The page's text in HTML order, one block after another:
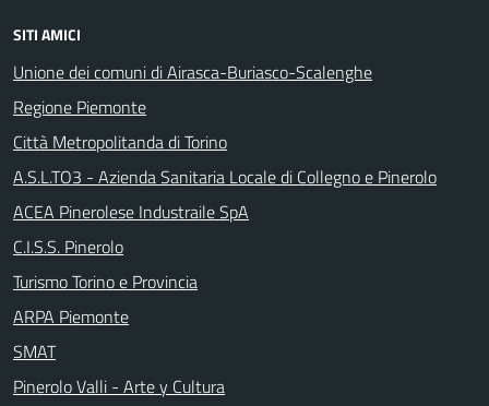
SITI AMICI
Unione dei comuni di Airasca-Buriasco-Scalenghe
Regione Piemonte
Città Metropolitanda di Torino
A.S.L.TO3 - Azienda Sanitaria Locale di Collegno e Pinerolo
ACEA Pinerolese Industraile SpA
C.I.S.S. Pinerolo
Turismo Torino e Provincia
ARPA Piemonte
SMAT
Pinerolo Valli - Arte y Cultura